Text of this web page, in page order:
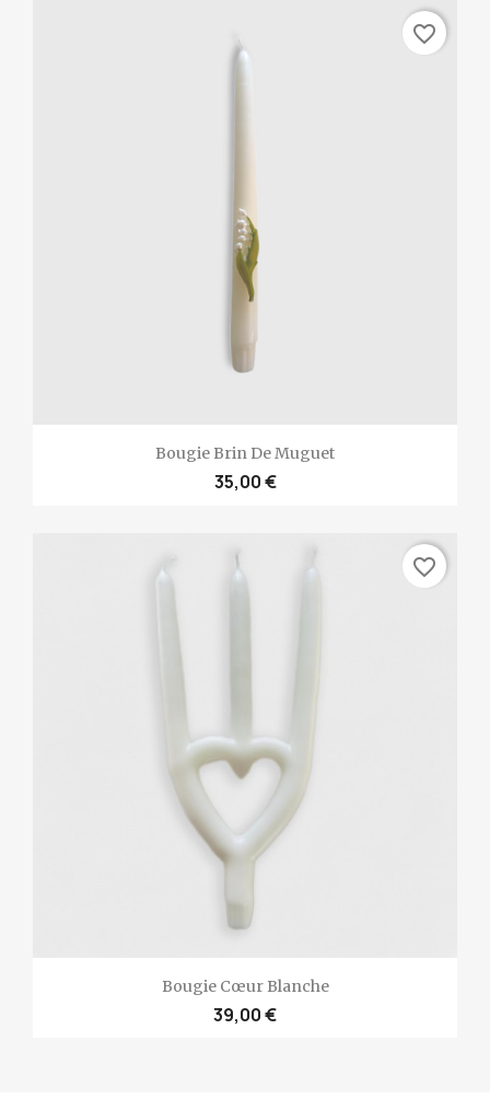
Bougie Brin De Muguet
35,00 €
favorite_border
Bougie Cœur Blanche
39,00 €
favorite_border